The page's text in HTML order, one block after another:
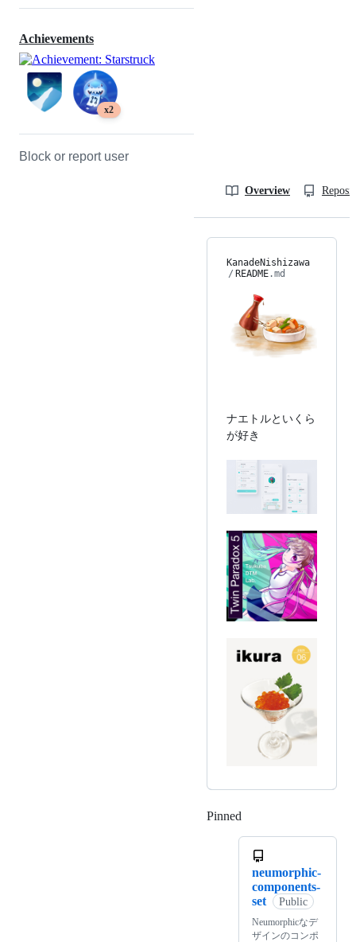
Achievements
x2
Block or report user
Overview
KanadeNishizawa
/ README.md
ナエトルといくら
が好き
Pinned
neumorphic-
components-
set
Public
Neumorphicなデ
ザインのコンポ